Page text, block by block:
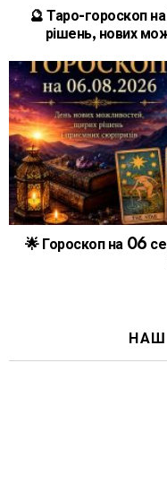
🔮 Таро-гороскоп
рішень, нових
🌟 Гороскоп на 06
НАШ